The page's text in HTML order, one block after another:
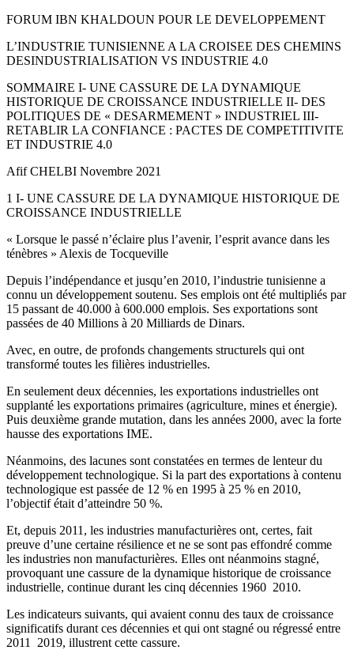
FORUM IBN KHALDOUN POUR LE DEVELOPPEMENT
L’INDUSTRIE TUNISIENNE A LA CROISEE DES CHEMINS
DESINDUSTRIALISATION VS INDUSTRIE 4.0
SOMMAIRE I- UNE CASSURE DE LA DYNAMIQUE
HISTORIQUE DE CROISSANCE INDUSTRIELLE II- DES
POLITIQUES DE « DESARMEMENT » INDUSTRIEL III-
RETABLIR LA CONFIANCE : PACTES DE COMPETITIVITE
ET INDUSTRIE 4.0
Afif CHELBI Novembre 2021
1 I- UNE CASSURE DE LA DYNAMIQUE HISTORIQUE DE
CROISSANCE INDUSTRIELLE
« Lorsque le passé n’éclaire plus l’avenir, l’esprit avance dans les
ténèbres » Alexis de Tocqueville
Depuis l’indépendance et jusqu’en 2010, l’industrie tunisienne a
connu un développement soutenu. Ses emplois ont été multipliés par
15 passant de 40.000 à 600.000 emplois. Ses exportations sont
passées de 40 Millions à 20 Milliards de Dinars.
Avec, en outre, de profonds changements structurels qui ont
transformé toutes les filières industrielles.
En seulement deux décennies, les exportations industrielles ont
supplanté les exportations primaires (agriculture, mines et énergie).
Puis deuxième grande mutation, dans les années 2000, avec la forte
hausse des exportations IME.
Néanmoins, des lacunes sont constatées en termes de lenteur du
développement technologique. Si la part des exportations à contenu
technologique est passée de 12 % en 1995 à 25 % en 2010,
l’objectif était d’atteindre 50 %.
Et, depuis 2011, les industries manufacturières ont, certes, fait
preuve d’une certaine résilience et ne se sont pas effondré comme
les industries non manufacturières. Elles ont néanmoins stagné,
provoquant une cassure de la dynamique historique de croissance
industrielle, continue durant les cinq décennies 1960 ­ 2010.
Les indicateurs suivants, qui avaient connu des taux de croissance
significatifs durant ces décennies et qui ont stagné ou régressé entre
2011 ­ 2019, illustrent cette cassure.